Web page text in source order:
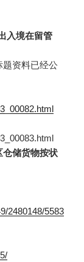
入境在留管
资料已经公
仓储货物按状
2480148/5583